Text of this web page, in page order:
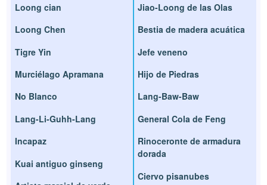
Loong cian
Loong Chen
Tigre Yin
Murciélago Apramana
No Blanco
Lang-Li-Guhh-Lang
Incapaz
Kuai antiguo ginseng
Jiao-Loong de las Olas
Bestia de madera acuática
Jefe veneno
Hijo de Piedras
Lang-Baw-Baw
General Cola de Feng
Rinoceronte de armadura
dorada
Ciervo pisanubes